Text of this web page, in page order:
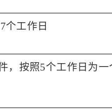
7个工作日
，按照5个工作日为